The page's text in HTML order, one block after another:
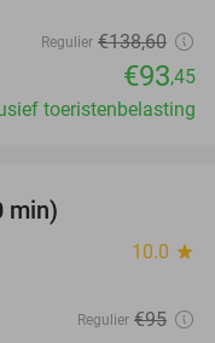
Regulier €138,60
€93,45
toeristenbelasting
min)
10.0 star
Regulier €95